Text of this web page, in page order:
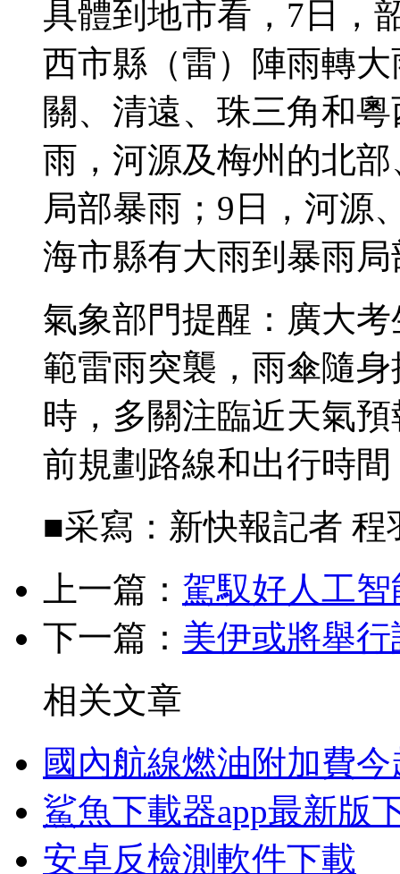
具體到地市看，7日，
西市縣（雷）陣雨轉
關、清遠、珠三角和
雨，河源及梅州的北
局部暴雨；9日，河源
海市縣有大雨到暴雨
氣象部門提醒：廣大
範雷雨突襲，雨傘隨
時，多關注臨近天氣
前規劃路線和出行時
■采寫：新快報記者 程
上一篇： 駕馭好人工
下一篇： 美伊或將舉
相关文章
國內航線燃油附加費
鯊魚下載器app最新版
安卓反檢測軟件下載